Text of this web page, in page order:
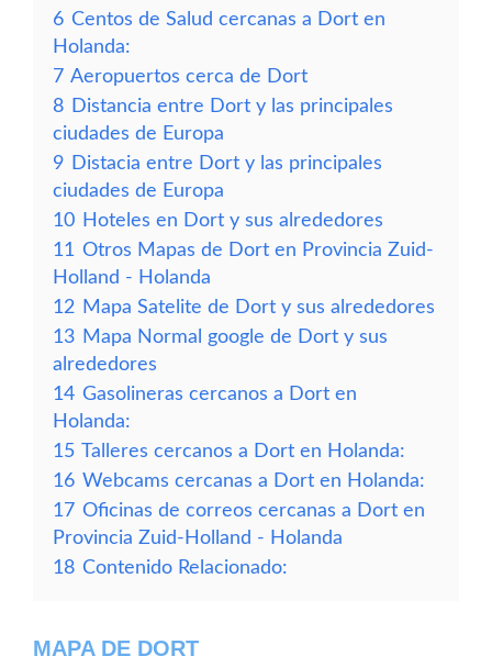
6 Centos de Salud cercanas a Dort en
Holanda:
7 Aeropuertos cerca de Dort
8 Distancia entre Dort y las principales
ciudades de Europa
9 Distacia entre Dort y las principales
ciudades de Europa
10 Hoteles en Dort y sus alrededores
11 Otros Mapas de Dort en Provincia Zuid-
Holland - Holanda
12 Mapa Satelite de Dort y sus alrededores
13 Mapa Normal google de Dort y sus
alrededores
14 Gasolineras cercanos a Dort en
Holanda:
15 Talleres cercanos a Dort en Holanda:
16 Webcams cercanas a Dort en Holanda:
17 Oficinas de correos cercanas a Dort en
Provincia Zuid-Holland - Holanda
18 Contenido Relacionado:
MAPA DE DORT